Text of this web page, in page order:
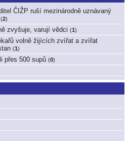
ČIŽP ruší mezinárodně uznávaný
(2)
zvyšuje, varují vědci (1 )
volně žijících zvířat a zvířat
(1 )
přes 500 supů (0)